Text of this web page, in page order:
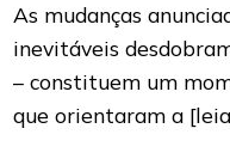
As mudanças
inevitáveis
– constituem um
que orientaram a